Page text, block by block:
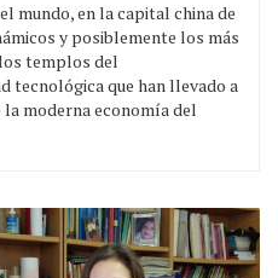
mundo, en la capital china de
y posiblemente los más
templos del
tecnológica que han llevado a
moderna economía del